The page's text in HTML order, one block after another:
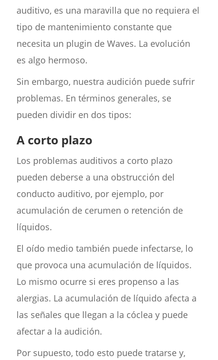
auditivo, es una maravilla que no requiera el
tipo de mantenimiento constante que
necesita un plugin de Waves. La evolución
es algo hermoso.
Sin embargo, nuestra audición puede sufrir
problemas. En términos generales, se
pueden dividir en dos tipos:
A corto plazo
Los problemas auditivos a corto plazo
pueden deberse a una obstrucción del
conducto auditivo, por ejemplo, por
acumulación de cerumen o retención de
líquidos.
El oído medio también puede infectarse, lo
que provoca una acumulación de líquidos.
Lo mismo ocurre si eres propenso a las
alergias. La acumulación de líquido afecta a
las señales que llegan a la cóclea y puede
afectar a la audición.
Por supuesto, todo esto puede tratarse y,